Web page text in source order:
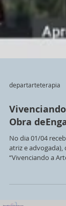
departarteterapia
Obra
No dia 01/04